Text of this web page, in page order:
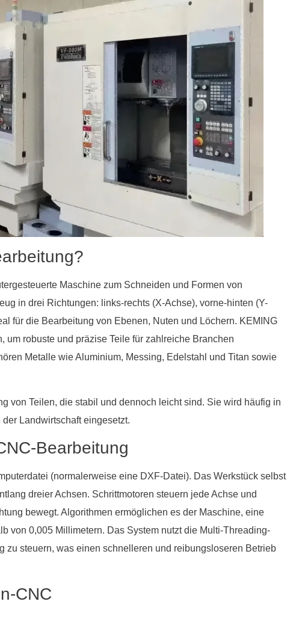
Maschine zum Schneiden und Formen von
in drei Richtungen: links-rechts (X-Achse), vorne-hinten (Y-
für die Bearbeitung von Ebenen, Nuten und Löchern. KEMING
robuste und präzise Teile für zahlreiche Branchen
Metalle wie Aluminium, Messing, Edelstahl und Titan sowie
von Teilen, die stabil und dennoch leicht sind. Sie wird häufig in
Landwirtschaft eingesetzt.
Bearbeitung
(normalerweise eine DXF-Datei). Das Werkstück selbst
dreier Achsen. Schrittmotoren steuern jede Achse und
bewegt. Algorithmen ermöglichen es der Maschine, eine
von 0,005 Millimetern. Das System nutzt die Multi-Threading-
steuern, was einen schnelleren und reibungsloseren Betrieb
CNC